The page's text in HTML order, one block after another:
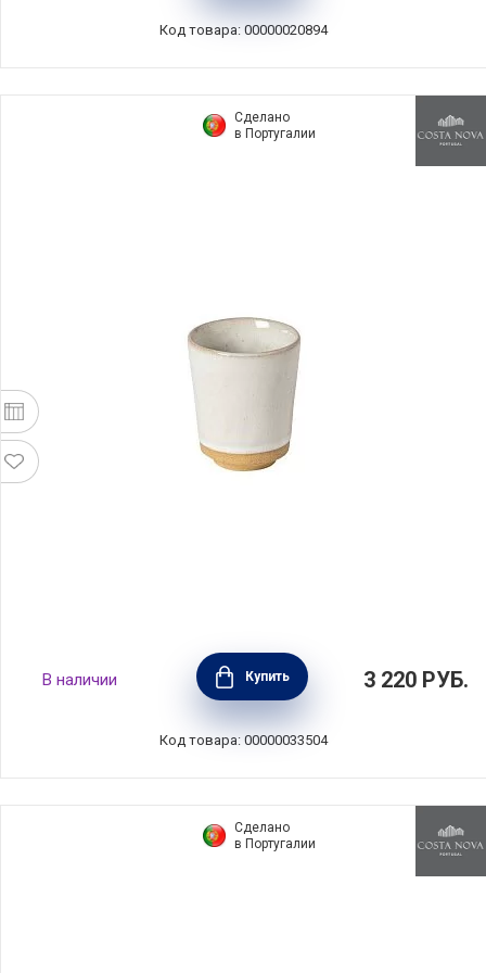
Код товара: 00000020894
Сделано
в Португалии
Стакан для чая Marrakesh 170 мл, цвет
белый, керамика, Costa Nova, 2BLC091-
SBL(2BLC091-00622T)
В наличии Купить 3 220 РУБ.
Код товара: 00000033504
Сделано
в Португалии